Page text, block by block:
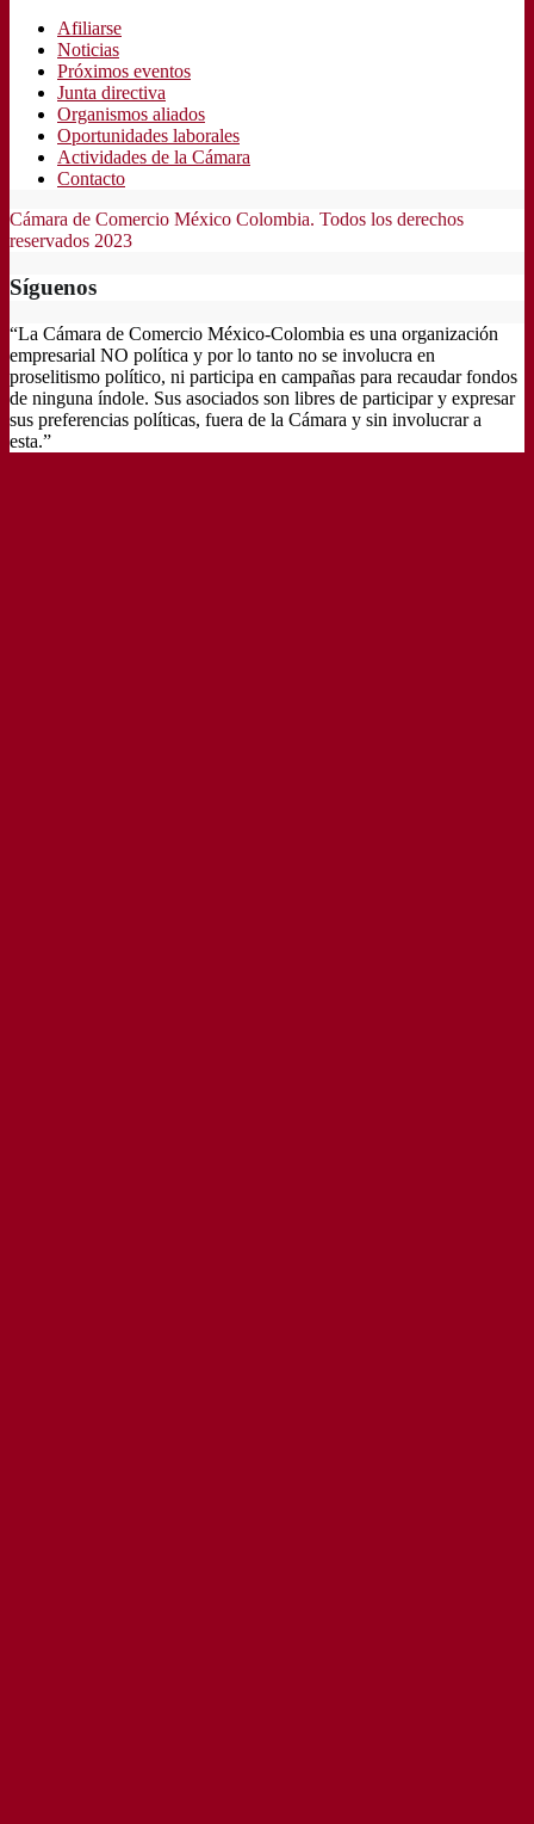
Afiliarse
Noticias
Próximos eventos
Junta directiva
Organismos aliados
Oportunidades laborales
Actividades de la Cámara
Contacto
Cámara de Comercio México Colombia. Todos los derechos
reservados 2023
Síguenos
“La Cámara de Comercio México-Colombia es una organización
empresarial NO política y por lo tanto no se involucra en
proselitismo político, ni participa en campañas para recaudar fondos
de ninguna índole. Sus asociados son libres de participar y expresar
sus preferencias políticas, fuera de la Cámara y sin involucrar a
esta.”